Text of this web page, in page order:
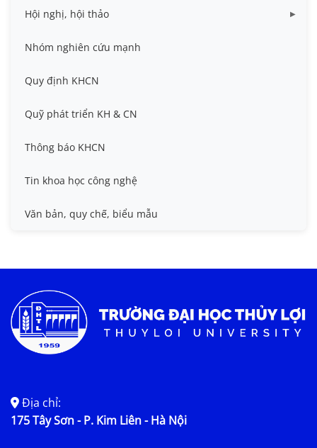
Dữ liệu Đề tài cấp Cơ sở
Công bố khoa học
Đề tài cấp Bộ, Thành phố
Hội nghị, hội thảo
Hội nghị khoa học thường niên
Hội nghị Khoa học sinh viên
Hội nghị quốc tế và hội nghị khác
Nhóm nghiên cứu mạnh
Quy định KHCN
Quỹ phát triển KH & CN
Thông báo KHCN
Tin khoa học công nghệ
Văn bản, quy chế, biểu mẫu
Địa chỉ:
175 Tây Sơn - P. Kim Liên - Hà Nội